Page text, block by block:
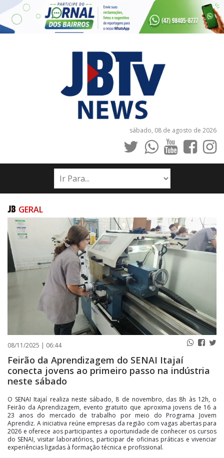
sábado, 08 de agosto de 2026
INÍCIO
NOTÍCIAS
PUBLICAÇÕES LEGAIS
CONTATO
GERAL
08/11/2025 | 06:44
Feirão da Aprendizagem do SENAI Itajaí
conecta jovens ao primeiro passo na indústria
neste sábado
O SENAI Itajaí realiza neste sábado, 8 de novembro, das 8h às 12h, o
Feirão da Aprendizagem, evento gratuito que aproxima jovens de 16 a
23 anos do mercado de trabalho por meio do Programa Jovem
Aprendiz. A iniciativa reúne empresas da região com vagas abertas para
2026 e oferece aos participantes a oportunidade de conhecer os cursos
do SENAI, visitar laboratórios, participar de oficinas práticas e vivenciar
experiências ligadas à formação técnica e profissional.